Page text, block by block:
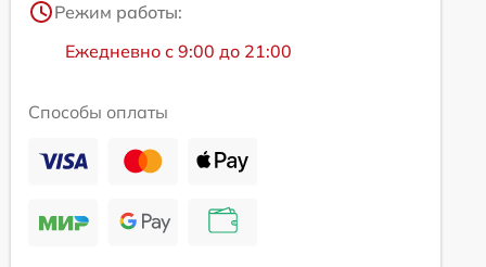
Режим работы:
Ежедневно с 9:00 до 21:00
Способы оплаты